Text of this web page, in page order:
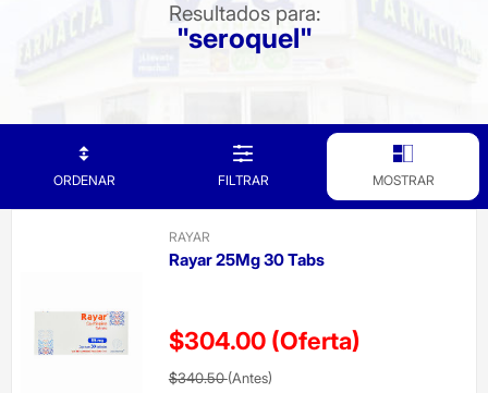
Resultados para:
"seroquel"
ORDENAR FILTRAR MOSTRAR
RAYAR
Rayar 25Mg 30 Tabs
$304.00 (Oferta)
Precio reducido de
$340.50(Antes)(Oferta)